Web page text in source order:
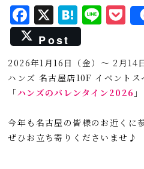
F
a
c
e
b
o
k
X H
a
t
e
n
L
i
n
e
P
o
c
k
e
Post
2026年1月16日（金）～ 2月14
ハンズ 名古屋店10F イベントス
「ハンズのバレンタイン2026
今年も名古屋の皆様のお近くに
ぜひお立ち寄りくださいませ♪